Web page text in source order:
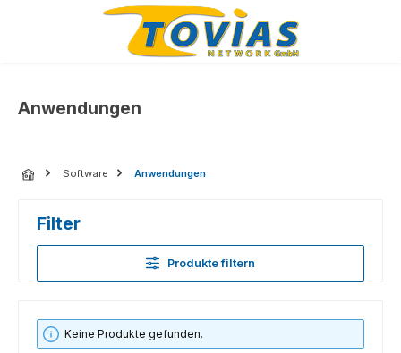
Zum Hauptinhalt springen
Anwendungen
Software Anwendungen
Filter
Produkte filtern
Keine Produkte gefunden.